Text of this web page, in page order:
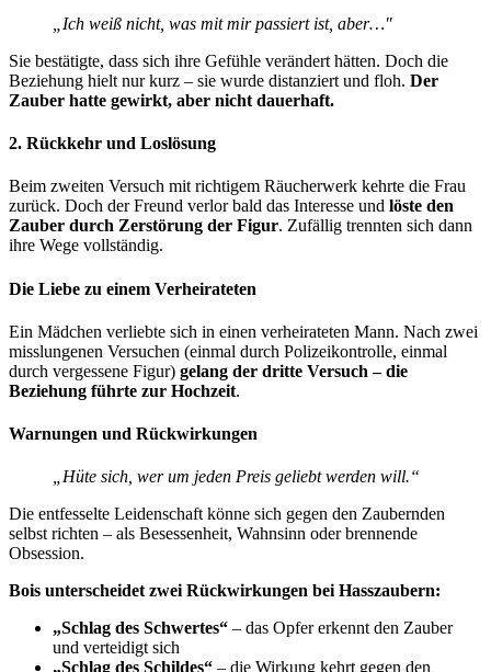
„Ich weiß nicht, was mit mir passiert ist, aber…"
Sie bestätigte, dass sich ihre Gefühle verändert hätten. Doch die
Beziehung hielt nur kurz – sie wurde distanziert und floh. Der
Zauber hatte gewirkt, aber nicht dauerhaft.
2. Rückkehr und Loslösung
Beim zweiten Versuch mit richtigem Räucherwerk kehrte die Frau
zurück. Doch der Freund verlor bald das Interesse und löste den
Zauber durch Zerstörung der Figur. Zufällig trennten sich dann
ihre Wege vollständig.
Die Liebe zu einem Verheirateten
Ein Mädchen verliebte sich in einen verheirateten Mann. Nach zwei
misslungenen Versuchen (einmal durch Polizeikontrolle, einmal
durch vergessene Figur) gelang der dritte Versuch – die
Beziehung führte zur Hochzeit.
Warnungen und Rückwirkungen
„Hüte sich, wer um jeden Preis geliebt werden will.“
Die entfesselte Leidenschaft könne sich gegen den Zaubernden
selbst richten – als Besessenheit, Wahnsinn oder brennende
Obsession.
Bois unterscheidet zwei Rückwirkungen bei Hasszaubern:
„Schlag des Schwertes“ – das Opfer erkennt den Zauber
und verteidigt sich
„Schlag des Schildes“ – die Wirkung kehrt gegen den